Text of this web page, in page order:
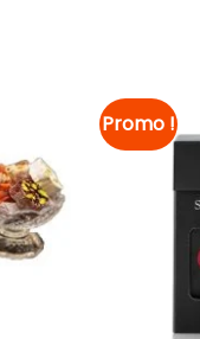
Ajouter à
la liste
de
souhaits
Promo !